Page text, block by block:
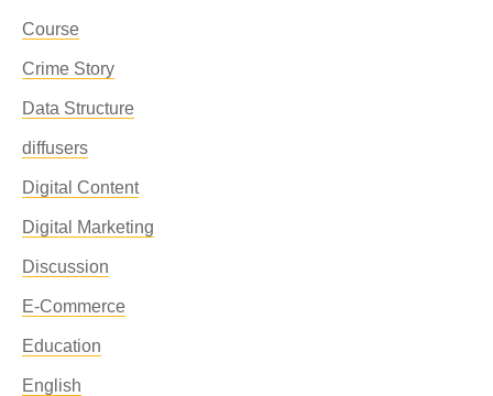
Course
Crime Story
Data Structure
diffusers
Digital Content
Digital Marketing
Discussion
E-Commerce
Education
English